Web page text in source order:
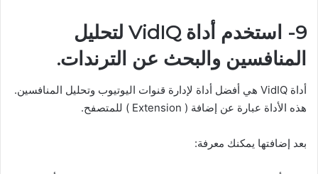
9- استخدم أداة VidIQ لتحليل
المنافسين والبحث عن الترندات.
أداة VidIQ هي أفضل أداة لإدارة قنوات اليوتيوب وتحليل المنافسين.
هذه الأداة عبارة عن إضافة ( Extension ) للمتصفح.
بعد إضافتها يمكنك معرفة: